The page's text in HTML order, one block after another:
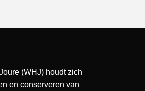
(WHJ) houdt zich
en conserveren van